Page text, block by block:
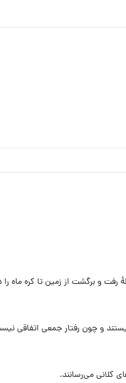
رفت و برگشت از زمین تا کره ماه
و چون رفتار جمعی اتفاقی